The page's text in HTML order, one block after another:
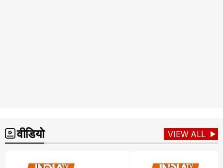
वीडियो VIEW ALL